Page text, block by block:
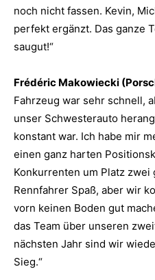
noch nicht fassen. Kevin,
perfekt ergänzt. Das ganze
saugut!“
Frédéric Makowiecki
Fahrzeug war sehr schnell,
unser Schwesterauto
konstant war. Ich habe mir
einen ganz harten
Konkurrenten um Platz zwei
Rennfahrer Spaß, aber wir
vorn keinen Boden gut
das Team über unseren
nächsten Jahr sind wir
Sieg.“